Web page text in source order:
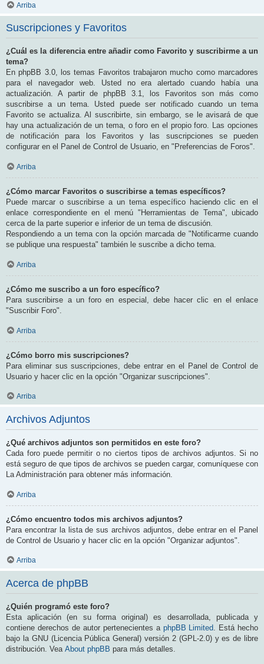
Arriba
Suscripciones y Favoritos
¿Cuál es la diferencia entre añadir como Favorito y suscribirme a un
tema?
En phpBB 3.0, los temas Favoritos trabajaron mucho como marcadores
para el navegador web. Usted no era alertado cuando había una
actualización. A partir de phpBB 3.1, los Favoritos son más como
suscribirse a un tema. Usted puede ser notificado cuando un tema
Favorito se actualiza. Al suscribirte, sin embargo, se le avisará de que
hay una actualización de un tema, o foro en el propio foro. Las opciones
de notificación para los Favoritos y las suscripciones se pueden
configurar en el Panel de Control de Usuario, en "Preferencias de Foros".
Arriba
¿Cómo marcar Favoritos o suscribirse a temas específicos?
Puede marcar o suscribirse a un tema específico haciendo clic en el
enlace correspondiente en el menú "Herramientas de Tema", ubicado
cerca de la parte superior e inferior de un tema de discusión.
Respondiendo a un tema con la opción marcada de "Notificarme cuando
se publique una respuesta" también le suscribe a dicho tema.
Arriba
¿Cómo me suscribo a un foro específico?
Para suscribirse a un foro en especial, debe hacer clic en el enlace
"Suscribir Foro".
Arriba
¿Cómo borro mis suscripciones?
Para eliminar sus suscripciones, debe entrar en el Panel de Control de
Usuario y hacer clic en la opción "Organizar suscripciones".
Arriba
Archivos Adjuntos
¿Qué archivos adjuntos son permitidos en este foro?
Cada foro puede permitir o no ciertos tipos de archivos adjuntos. Si no
está seguro de que tipos de archivos se pueden cargar, comuníquese con
La Administración para obtener más información.
Arriba
¿Cómo encuentro todos mis archivos adjuntos?
Para encontrar la lista de sus archivos adjuntos, debe entrar en el Panel
de Control de Usuario y hacer clic en la opción "Organizar adjuntos".
Arriba
Acerca de phpBB
¿Quién programó este foro?
Esta aplicación (en su forma original) es desarrollada, publicada y
contiene derechos de autor pertenecientes a phpBB Limited. Está hecho
bajo la GNU (Licencia Pública General) versión 2 (GPL-2.0) y es de libre
distribución. Vea About phpBB para más detalles.